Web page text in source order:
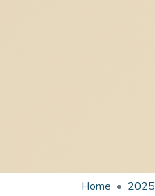
Home 2025